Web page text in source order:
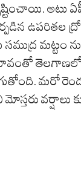
అటు
ఉపరితల
మట్టం
తెలగాణలోని
మరో
మోస్తరు